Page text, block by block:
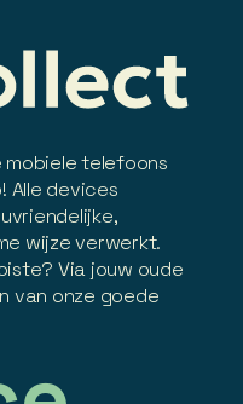
mobiele telefoons
Alle devices
wijze verwerkt.
Via jouw oude
van onze goede